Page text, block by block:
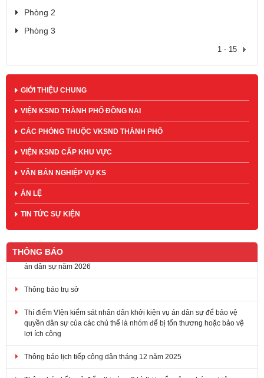
Phòng 2
Phòng 3
1 - 15
GIỚI THIỆU CHUNG
VIỆN KSND THÀNH PHỐ ĐỒNG NAI
CÁC PHÒNG THUỘC VKSND THÀNH PHỐ
VIỆN KSND CẤP KHU VỰC
VĂN BẢN NGHIỆP VỤ KS
ÁN LỆ
TIN TỨC SỰ KIỆN
THÔNG BÁO
Thông báo trụ sở
Thí điểm VIện kiểm sát nhân dân khởi kiện vụ án dân sự để bảo vệ
lợi ích công
Thông báo lịch tiếp công dân tháng 12 năm 2025
Thông báo kết quả điểm thi vòng 2 kỳ thi tuyển công chức nghiệp vụ